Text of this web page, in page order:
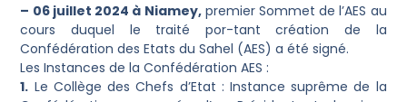
– 06 juillet 2024 à Niamey,premier Sommet de l’AES au
cours duquel le traité por-tant création de la
Confédération des Etats du Sahel (AES) a été signé.
Les Instances de la Confédération AES :
1. Le Collège des Chefs d’Etat : Instance suprême de la